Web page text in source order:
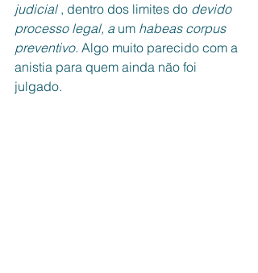
judicial , dentro dos limites do devido
processo legal, a um habeas corpus
preventivo. Algo muito parecido com a
anistia para quem ainda não foi
julgado.